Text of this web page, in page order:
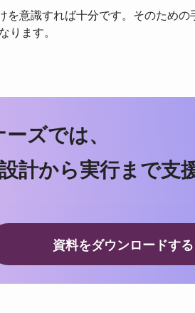
を意識すれば十分です。そのため
ます。
ズでは、
計から実行まで支
資料をダウンロードする